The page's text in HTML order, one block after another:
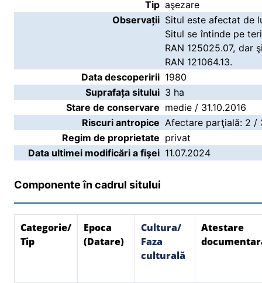
Tip aşezare
Observații Situl este afectat de
Situl se întinde pe
RAN 125025.07, dar
RAN 121064.13.
Data descoperirii 1980
Suprafața sitului 3 ha
Stare de conservare medie / 31.10.2016
Riscuri antropice Afectare parţială: 2 /
Regim de proprietate privat
Data ultimei modificări a fişei 11.07.2024
Componente în cadrul sitului
Categorie/
Tip
Epoca
(Datare)
Cultura/
Faza
culturală
Atestare